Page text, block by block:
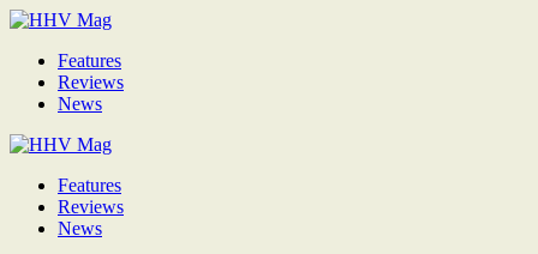
Features
Reviews
News
Features
Reviews
News